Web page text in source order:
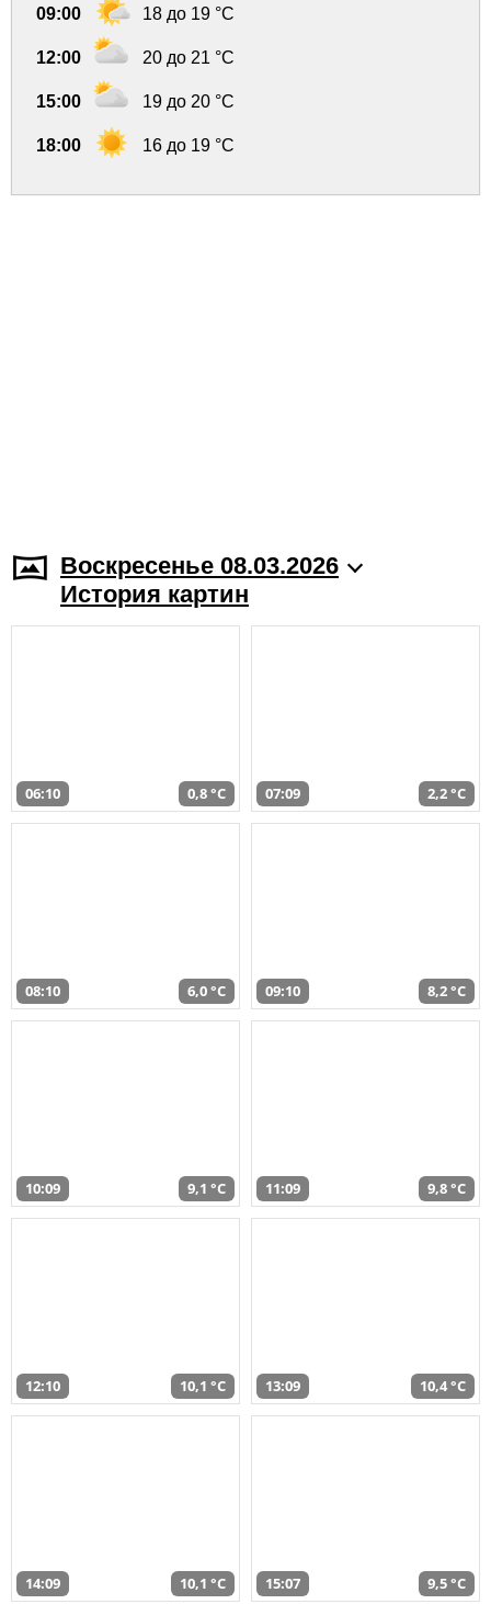
09:00 18 до 19 °C
12:00 20 до 21 °C
15:00 19 до 20 °C
18:00 16 до 19 °C
Воскресенье 08.03.2026
История картин
06:10 0,8 °C 07:09 2,2 °C
08:10 6,0 °C 09:10 8,2 °C
10:09 9,1 °C 11:09 9,8 °C
12:10 10,1 °C 13:09 10,4 °C
14:09 10,1 °C 15:07 9,5 °C